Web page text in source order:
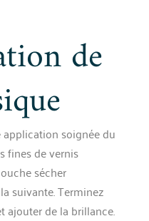
de
soignée du
fines de vernis
sécher
suivante. Terminez
ajouter de la brillance.